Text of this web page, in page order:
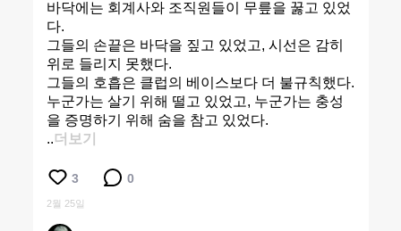
바닥에는 회계사와 조직원들이 무릎을 꿇고 있었
다.
그들의 손끝은 바닥을 짚고 있었고, 시선은 감히
위로 들리지 못했다.
그들의 호흡은 클럽의 베이스보다 더 불규칙했다.
누군가는 살기 위해 떨고 있었고, 누군가는 충성
을 증명하기 위해 숨을 참고 있었다.
..더보기
3 0
2월 25일